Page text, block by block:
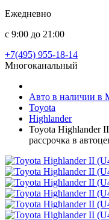
Ежедневно
с 9:00 до 21:00
+7(495) 955-18-14
Многоканальный
Авто в наличии в
Toyota
Highlander
Toyota Highlander
рассрочка в